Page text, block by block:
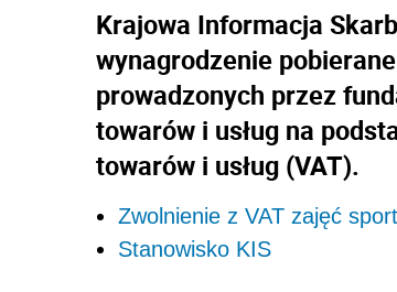
Krajowa Informacja
wynagrodzenie
prowadzonych przez
towarów i usług na
towarów i usług (VAT).
Zwolnienie z VAT zajęć
Stanowisko KIS